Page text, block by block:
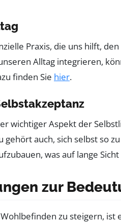
Praxis, die uns hilft,
Alltag integrieren,
finden Sie hier.
wichtiger Aspekt der
gehört auch, sich selbst so
was auf lange
zur
zu steigern,